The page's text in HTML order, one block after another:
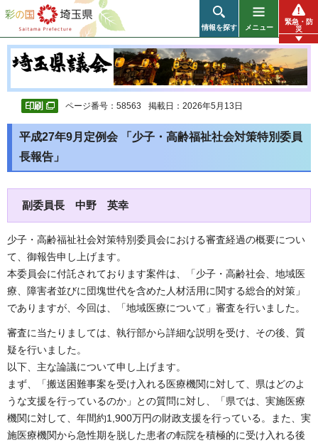
彩の国 埼玉県
情報を探す メニュー
緊急・防
災
ページ番号：58563 掲載日：2026年5月13日
平成27年9月定例会 「少子・高齢福祉社会対策特別委員
長報告」
副委員長 中野 英幸
少子・高齢福祉社会対策特別委員会における審査経過の概要につい
て、御報告申し上げます。
本委員会に付託されております案件は、「少子・高齢社会、地域医
療、障害者並びに団塊世代を含めた人材活用に関する総合的対策」
でありますが、今回は、「地域医療について」審査を行いました。
審査に当たりましては、執行部から詳細な説明を受け、その後、質
疑を行いました。
以下、主な論議について申し上げます。
まず、「搬送困難事案を受け入れる医療機関に対して、県はどのよ
うな支援を行っているのか」との質問に対し、「県では、実施医療
機関に対して、年間約1,900万円の財政支援を行っている。また、実
施医療機関から急性期を脱した患者の転院を積極的に受け入れる後